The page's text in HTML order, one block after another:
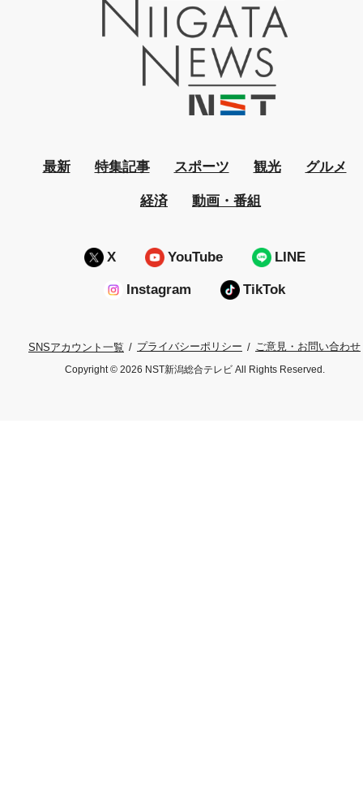
最新 特集記事 スポーツ 観光 グルメ
経済 動画・番組
X YouTube LINE
Instagram TikTok
SNSアカウント一覧 プライバシーポリシー ご意見・お問い合わせ
Copyright © 2026 NST新潟総合テレビ All Rights Reserved.